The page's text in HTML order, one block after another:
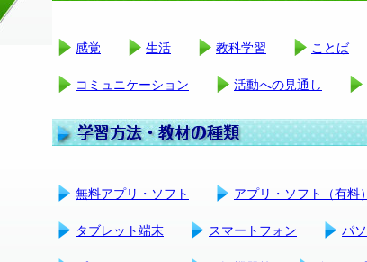
感覚
生活 教科学習 ことば
コミュニケーション 活動への見通し
無料アプリ・ソフト
アプリ・ソフト（有料）
タブレット端末 スマートフォン パ